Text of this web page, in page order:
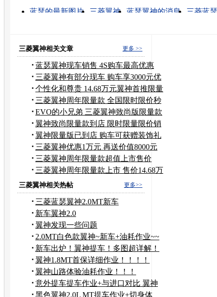
蓝瑟的最新图片 三菱翼神 蓝瑟翼神的消息
三菱蓝
更多 >>
三菱翼神相关文章
蓝瑟翼神现车销售 4S购车最高优惠
3000元
三菱翼神有部分现车 购车享3000元优
惠
个性化和尊贵 14.68万元翼神首推限量
版
三菱翼神周年限量款 全国限时限价秒
杀
EVO的小兄弟 三菱翼神致尚版限量款
到店
翼神致尚限量款到店 限时限量限价销
售
翼神限量版已到店 购车可获赠装饰礼
包
三菱翼神优惠1万元 再送价值8000元
礼包
三菱翼神周年限量款超值上市售价
14.68万
三菱翼神周年限量款上市 售价14.68万
元
更多>>
三菱翼神相关热帖
三菱蓝瑟翼神2.0MT新车
新车翼神2.0
翼神发现一些问题
2.0MT白色款翼神~新车+油耗作业~~
新车出炉！翼神提车！多图超详解！
翼神1.8MT首保详细作业！！！！
翼神山路体验油耗作业！！！
意外提车提车作业+与进口对比 翼神
黑色1.8MT！
黑色翼神2.0L MT提车作业+切身体